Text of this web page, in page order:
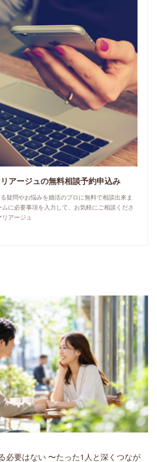
アージュの無料相談予約申込み
疑問やお悩みを婚活のプロに無料で相談出来ま
に必要事項を入力して、お気軽にご相談くださ
アージュ
必要はない 〜たった1人と深くつなが